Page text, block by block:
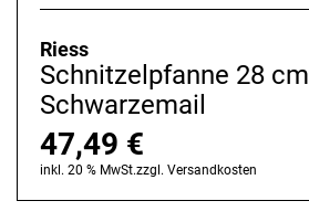
Riess
Schnitzelpfanne 28 cm
Schwarzemail
47,49 €
inkl. 20 % MwSt.zzgl. Versandkosten